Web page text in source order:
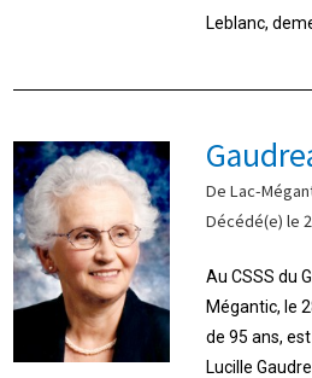
Leblanc,
De Lac-
Décédé(e) le
Au CSSS du
Mégantic, le
de 95 ans,
Lucille